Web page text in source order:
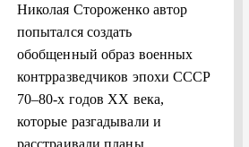
Николая Стороженко автор
попытался создать
обобщенный образ военных
контрразведчиков эпохи СССР
70–80‑х годов ХХ века,
которые разгадывали и
расстраивали планы